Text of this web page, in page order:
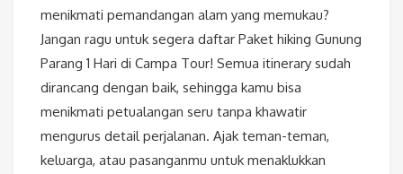
menikmati pemandangan alam yang memukau?
Jangan ragu untuk segera daftar Paket hiking Gunung
Parang 1 Hari di Campa Tour! Semua itinerary sudah
dirancang dengan baik, sehingga kamu bisa
menikmati petualangan seru tanpa khawatir
mengurus detail perjalanan. Ajak teman-teman,
keluarga, atau pasanganmu untuk menaklukkan